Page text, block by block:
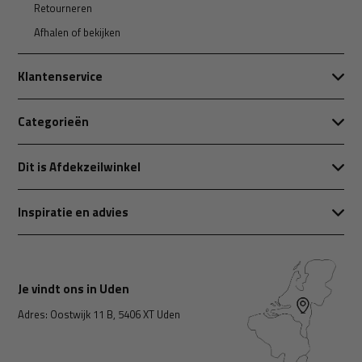
Retourneren
Afhalen of bekijken
Klantenservice
Categorieën
Dit is Afdekzeilwinkel
Inspiratie en advies
Je vindt ons in Uden
Adres: Oostwijk 11 B, 5406 XT Uden